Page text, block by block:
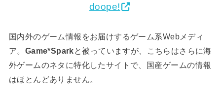
doope!
国内外のゲーム情報をお届けするゲーム系Webメディ
ア。 Game*Sparkと被っていますが、こちらはさらに海
外ゲームのネタに特化したサイトで、国産ゲームの情報
はほとんどありません。